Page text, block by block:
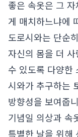
좋은 속옷은 그
게 매치하느냐에
도로시와는 단순
자신의 몸을 더
수 있도록 다양한
시와가 추구하는
방향성을 보여줍
기념일 의상과 속
특별한 날을 위해